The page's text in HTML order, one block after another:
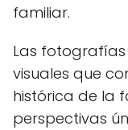
familiar.
Las
visuales que
histórica de la
perspectivas